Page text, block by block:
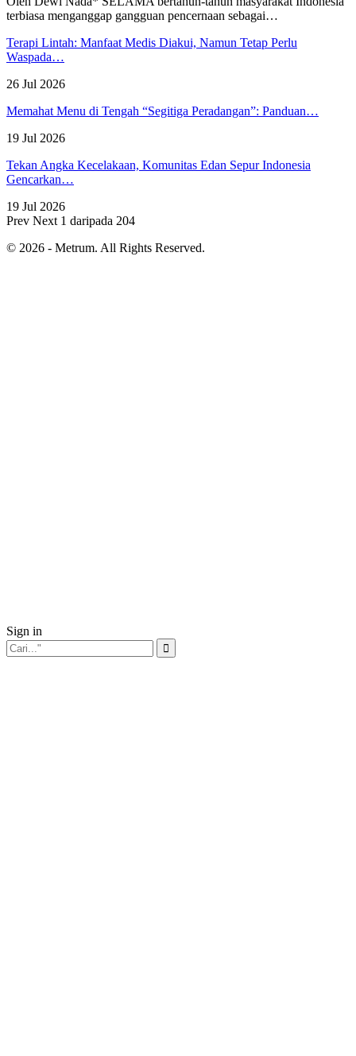
terbiasa menganggap gangguan pencernaan sebagai…
Terapi Lintah: Manfaat Medis Diakui, Namun Tetap Perlu
Waspada…
26 Jul 2026
Memahat Menu di Tengah “Segitiga Peradangan”: Panduan…
19 Jul 2026
Tekan Angka Kecelakaan, Komunitas Edan Sepur Indonesia
Gencarkan…
19 Jul 2026
Prev Next 1 daripada 204
© 2026 - Metrum. All Rights Reserved.
Sign in